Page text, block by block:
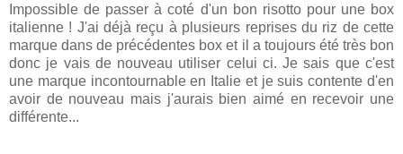
Impossible de passer à coté d'un bon risotto pour une box
italienne ! J'ai déjà reçu à plusieurs reprises du riz de cette
marque dans de précédentes box et il a toujours été très bon
donc je vais de nouveau utiliser celui ci. Je sais que c'est
une marque incontournable en Italie et je suis contente d'en
avoir de nouveau mais j'aurais bien aimé en recevoir une
différente...